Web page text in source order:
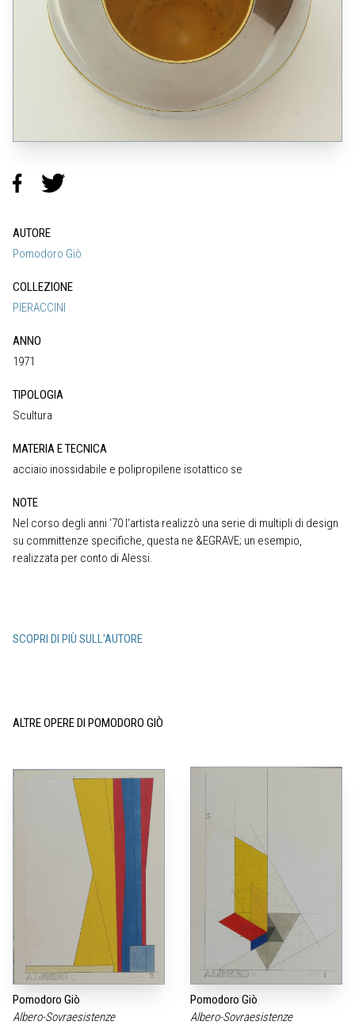
AUTORE
Pomodoro Giò
COLLEZIONE
PIERACCINI
ANNO
1971
TIPOLOGIA
Scultura
MATERIA E TECNICA
acciaio inossidabile e polipropilene isotattico se
NOTE
Nel corso degli anni ‘70 l‘artista realizzò una serie di multipli di design
su committenze specifiche, questa ne &EGRAVE; un esempio,
realizzata per conto di Alessi.
SCOPRI DI PIÙ SULL'AUTORE
ALTRE OPERE DI POMODORO GIÒ
Pomodoro Giò
Albero-Sovraesistenze
Pomodoro Giò
Albero-Sovraesistenze